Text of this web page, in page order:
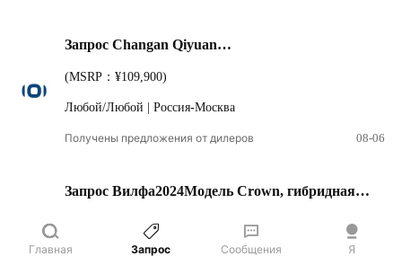
Запрос Changan Qiyuan
(MSRP：¥109,900)
Любой/Любой | Россия-Москва
Получены предложения от дилеров 08-06
Запрос Вилфа2024Модель Crown, гибридная
(MSRP：¥899,000)
Чёрный/Любой | Россия-Москва
Главная Запрос Сообщения Я